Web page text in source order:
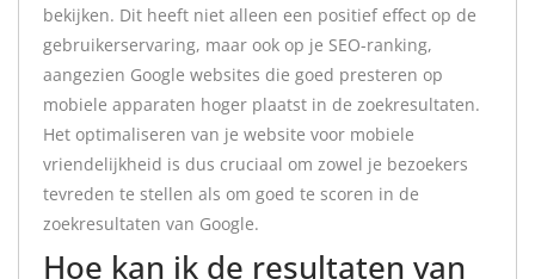
bekijken. Dit heeft niet alleen een positief effect op de
gebruikerservaring, maar ook op je SEO-ranking,
aangezien Google websites die goed presteren op
mobiele apparaten hoger plaatst in de zoekresultaten.
Het optimaliseren van je website voor mobiele
vriendelijkheid is dus cruciaal om zowel je bezoekers
tevreden te stellen als om goed te scoren in de
zoekresultaten van Google.
Hoe kan ik de resultaten van